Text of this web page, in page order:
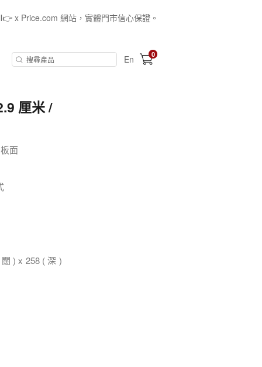
x Price.com 網站，實體門市信心保證。
En 0
厘米 /
面
) x 258 ( 深 )